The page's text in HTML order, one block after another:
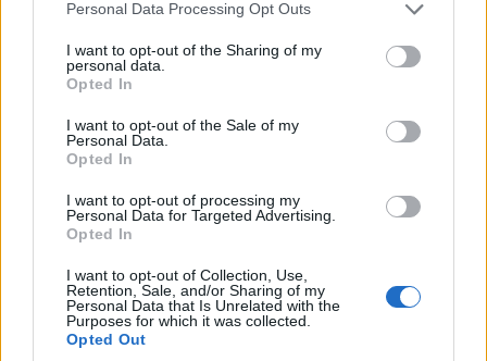
Personal Data Processing Opt Outs
I want to opt-out of the Sharing of my
personal data.
Opted In
I want to opt-out of the Sale of my
Personal Data.
Opted In
I want to opt-out of processing my
Personal Data for Targeted Advertising.
Opted In
I want to opt-out of Collection, Use,
Retention, Sale, and/or Sharing of my
Personal Data that Is Unrelated with the
Purposes for which it was collected.
Opted Out
Forse è proprio questa l’occasione che resta
ancora da cogliere.Fare della Corte non un
ostacolo all’amministrazione, ma una